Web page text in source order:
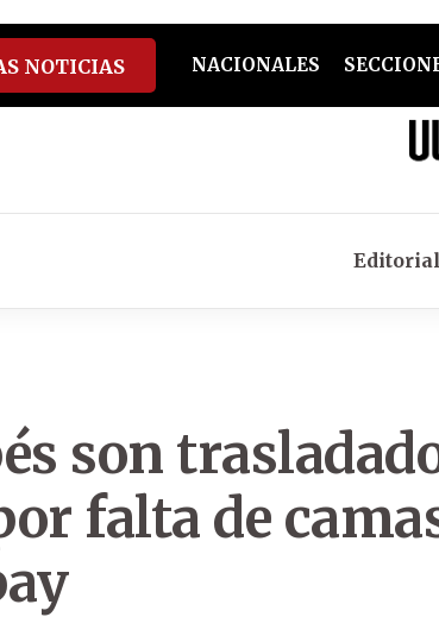
spotify
NOTICIAS NACIONALES
son
falta de